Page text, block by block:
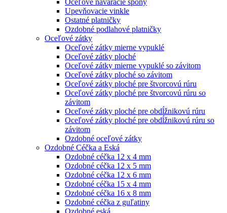
Upevňovacie vinkle
Ostatné platničky
Ozdobné podlahové platničky
Oceľové zátky
Oceľové zátky mierne vypuklé
Oceľové zátky ploché
Oceľové zátky mierne vypuklé so závitom
Oceľové zátky ploché so závitom
Oceľové zátky ploché pre štvorcovú rúru
Oceľové zátky ploché pre štvorcovú rúru so
závitom
Oceľové zátky ploché pre obdĺžnikovú rúru
Oceľové zátky ploché pre obdĺžnikovú rúru so
závitom
Ozdobné oceľové zátky
Ozdobné Céčka a Eská
Ozdobné céčka 12 x 4 mm
Ozdobné céčka 12 x 5 mm
Ozdobné céčka 12 x 6 mm
Ozdobné céčka 15 x 4 mm
Ozdobné céčka 16 x 8 mm
Ozdobné céčka z guľatiny
Ozdobné eská